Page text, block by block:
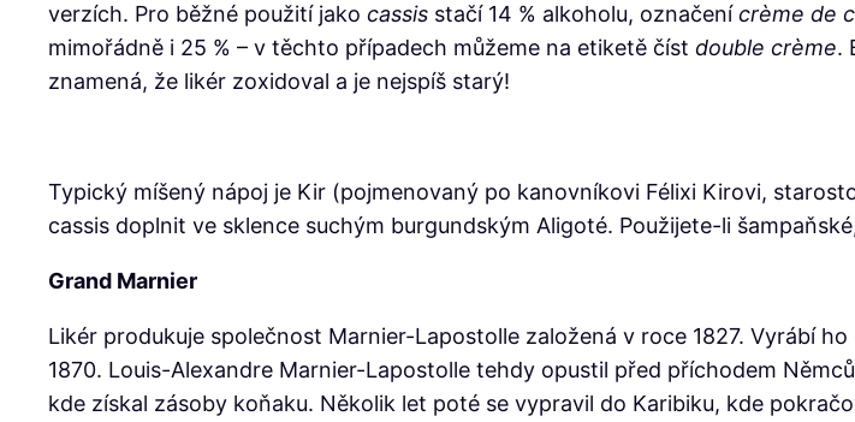
verzích. Pro běžné použití jako cassis stačí 14 % alkoholu, označenícrème de
mimořádně i 25 % – v těchto případech můžeme na etiketě číst double crème.
znamená, že likér zoxidoval a je nejspíš starý!
Typický míšený nápoj je Kir (pojmenovaný po kanovníkovi Félixi Kirovi,
cassis doplnit ve sklence suchým burgundským Aligoté. Použijete-li
Grand Marnier
Likér produkuje společnost Marnier-Lapostolle založená v roce 1827. Vyrábí
1870. Louis-Alexandre Marnier-Lapostolle tehdy opustil před příchodem
kde získal zásoby koňaku. Několik let poté se vypravil do Karibiku, kde